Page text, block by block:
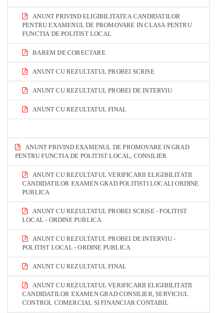
ANUNT PRIVIND ELIGIBILITATEA CANDIDATILOR
PENTRU EXAMENUL DE PROMOVARE IN CLASA PENTRU
FUNCTIA DE POLITIST LOCAL
BAREM DE CORECTARE
ANUNT CU REZULTATUL PROBEI SCRISE
ANUNT CU REZULTATUL PROBEI DE INTERVIU
ANUNT CU REZULTATUL FINAL
ANUNT PRIVIND EXAMENUL DE PROMOVARE IN GRAD
PENTRU FUNCTIA DE POLITIST LOCAL, CONSILIER
ANUNT CU REZULTATUL VERIFICARII ELIGIBILITATII
CANDIDATILOR EXAMEN GRAD POLITISTI LOCALI ORDINE
PUBLICA
ANUNT CU REZULTATUL PROBEI SCRISE - POLITIST
LOCAL - ORDINE PUBLICA
ANUNT CU REZULTATUL PROBEI DE INTERVIU -
POLITIST LOCAL - ORDINE PUBLICA
ANUNT CU REZULTATUL FINAL
ANUNT CU REZULTATUL VERIFICARII ELIGIBILITATII
CANDIDATILOR EXAMEN GRAD CONSILIER, SERVICIUL
CONTROL COMERCIAL SI FINANCIAR CONTABIL